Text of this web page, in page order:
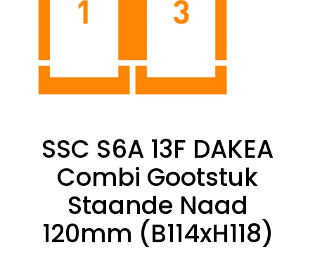
SSC S6A 13F DAKEA
Combi Gootstuk
Staande Naad
120mm (B114xH118)